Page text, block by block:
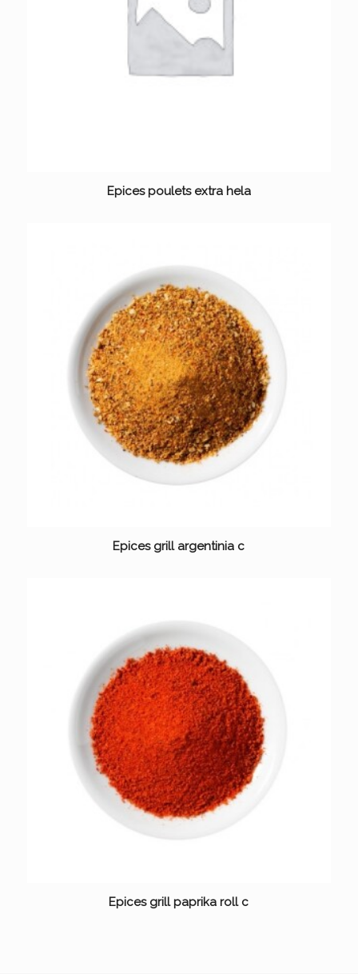
Epices poulets extra hela
Epices grill argentinia c
Epices grill paprika roll c